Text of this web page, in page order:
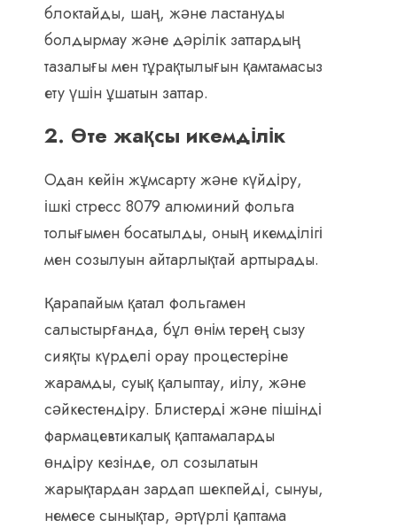
блоктайды, шаң, және ластануды
болдырмау және дәрілік заттардың
тазалығы мен тұрақтылығын қамтамасыз
ету үшін ұшатын заттар.
2. Өте жақсы икемділік
Одан кейін жұмсарту және күйдіру,
ішкі стресс 8079 алюминий фольга
толығымен босатылды, оның икемділігі
мен созылуын айтарлықтай арттырады.
Қарапайым қатал фольгамен
салыстырғанда, бұл өнім терең сызу
сияқты күрделі орау процестеріне
жарамды, суық қалыптау, иілу, және
сәйкестендіру. Блистерді және пішінді
фармацевтикалық қаптамаларды
өндіру кезінде, ол созылатын
жарықтардан зардап шекпейді, сынуы,
немесе сынықтар, әртүрлі қаптама